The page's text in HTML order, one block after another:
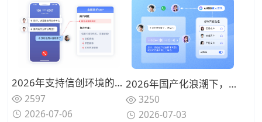
2026年支持信创环境的智能电话语音系统选型指南：国产化部署方案全解析
2597
2026-07-06
2026年国产化浪潮下，真正适配信创环境的电话语音系统选型攻略
3250
2026-07-03